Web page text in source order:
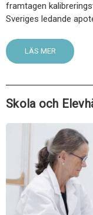
framtagen
Sveriges ledande
LÄS MER
Skola och